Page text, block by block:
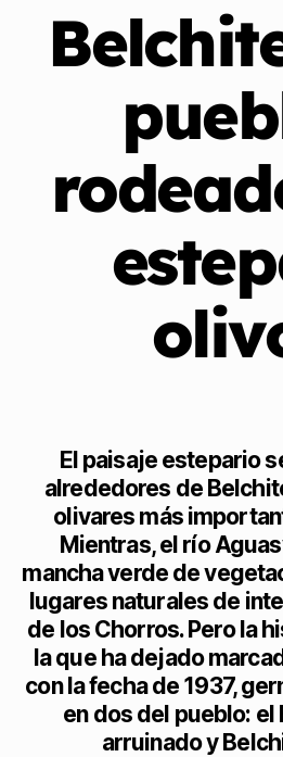
El paisaje estepario
alrededores de
olivares más
Mientras, el río
mancha verde de
lugares naturales de
de los Chorros. Pero la
la que ha dejado
con la fecha de 1937,
en dos del pueblo:
arruinado y